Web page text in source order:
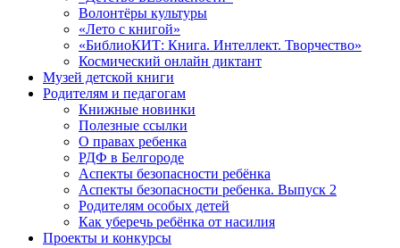
Волонтёры культуры
«Лето с книгой»
«БиблиоКИТ: Книга. Интеллект. Творчество»
Космический онлайн диктант
Музей детской книги
Родителям и педагогам
Книжные новинки
Полезные ссылки
О правах ребенка
РДФ в Белгороде
Аспекты безопасности ребёнка
Аспекты безопасности ребенка. Выпуск 2
Родителям особых детей
Как уберечь ребёнка от насилия
Проекты и конкурсы